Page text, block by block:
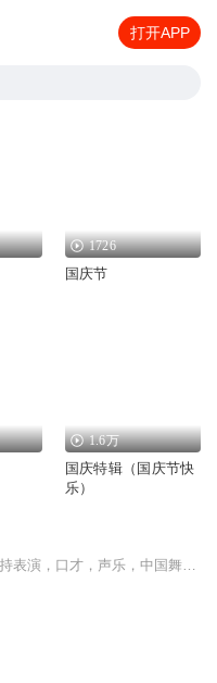
打开APP
1726
国庆节
1.6万
国庆特辑（国庆节快
乐）